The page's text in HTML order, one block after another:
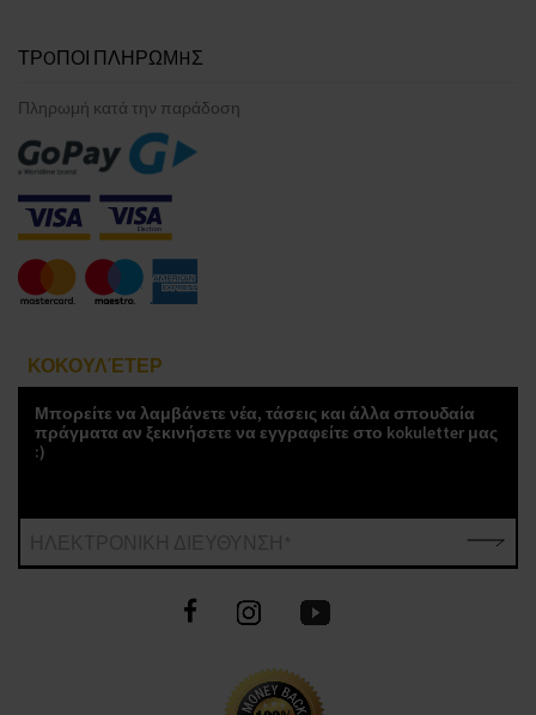
ΤΡOΠΟΙ ΠΛΗΡΩΜHΣ
Πληρωμή κατά την παράδοση
ΚΟΚΟΥΛΈΤΕΡ
Μπορείτε να λαμβάνετε νέα, τάσεις και άλλα σπουδαία
πράγματα αν ξεκινήσετε να εγγραφείτε στο kokuletter μας
:)